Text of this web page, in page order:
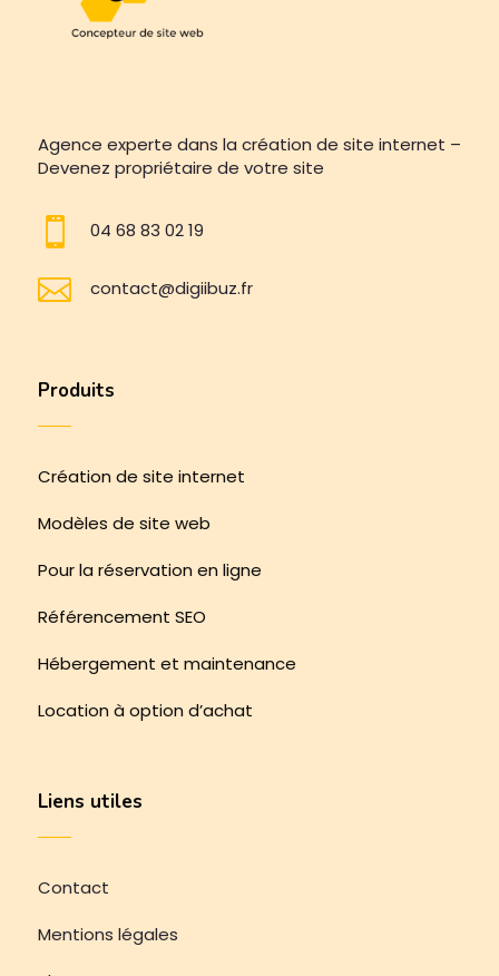
Agence experte dans la création de site internet –
Devenez propriétaire de votre site
 04 68 83 02 19
 contact@digiibuz.fr
Produits
Création de site internet
Modèles de site web
Pour la réservation en ligne
Référencement SEO
Hébergement et maintenance
Location à option d’achat
Liens utiles
Contact
Mentions légales